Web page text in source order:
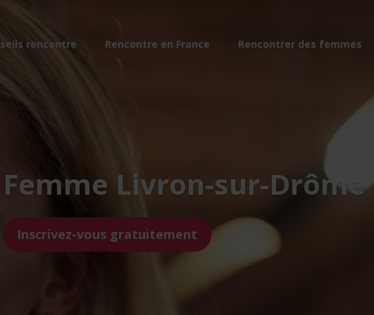
rencontre Rencontre en France Rencontrer des femmes
Livron-sur-Drôme
Inscrivez-vous gratuitement